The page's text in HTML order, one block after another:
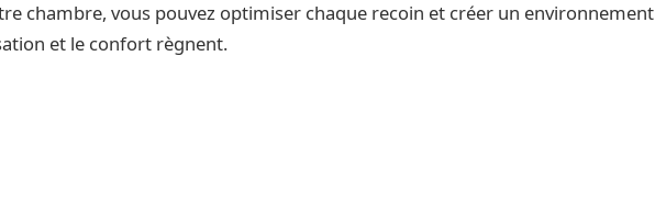
chambre, vous pouvez optimiser chaque recoin et créer un environnement
et le confort règnent.